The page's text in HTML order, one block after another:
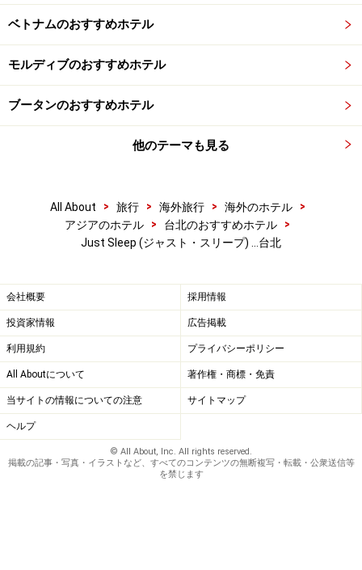
ベトナムのおすすめホテル
モルディブのおすすめホテル
ブータンのおすすめホテル
他のテーマも見る
All About > 旅行 > 海外旅行 > 海外のホテル
>
アジアのホテル
> 台北のおすすめホテル
>
Just Sleep (ジャスト・スリープ) …台北
会社概要 採用情報
投資家情報 広告掲載
利用規約 プライバシーポリシー
All Aboutについて 著作権・商標・免責
当サイトの情報についての注意 サイトマップ
ヘルプ
© All About, Inc. All rights reserved.
掲載の記事・写真・イラストなど、すべてのコンテンツの無断複写・転載・公衆送信等
を禁じます